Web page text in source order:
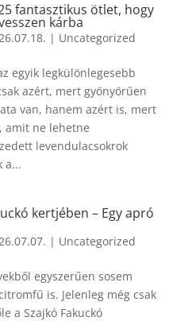
fantasztikus ötlet, hogy
kárba
| Uncategorized
egyik legkülönlegesebb
azért, mert gyönyörűen
van, hanem azért is, mert
amit ne lehetne
levendulacsokrok
a...
kertjében – Egy apró
| Uncategorized
egyszerűen sosem
is. Jelenleg még csak
a Szajkó Fakuckó